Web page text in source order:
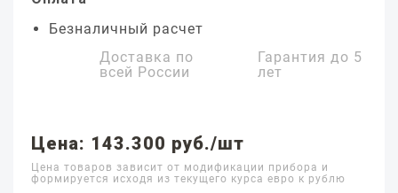
Безналичный расчет
Доставка по
всей России
Гарантия до 5
лет
Цена: 143.300 руб./шт
Цена товаров зависит от модификации прибора и
формируется исходя из текущего курса евро к рублю